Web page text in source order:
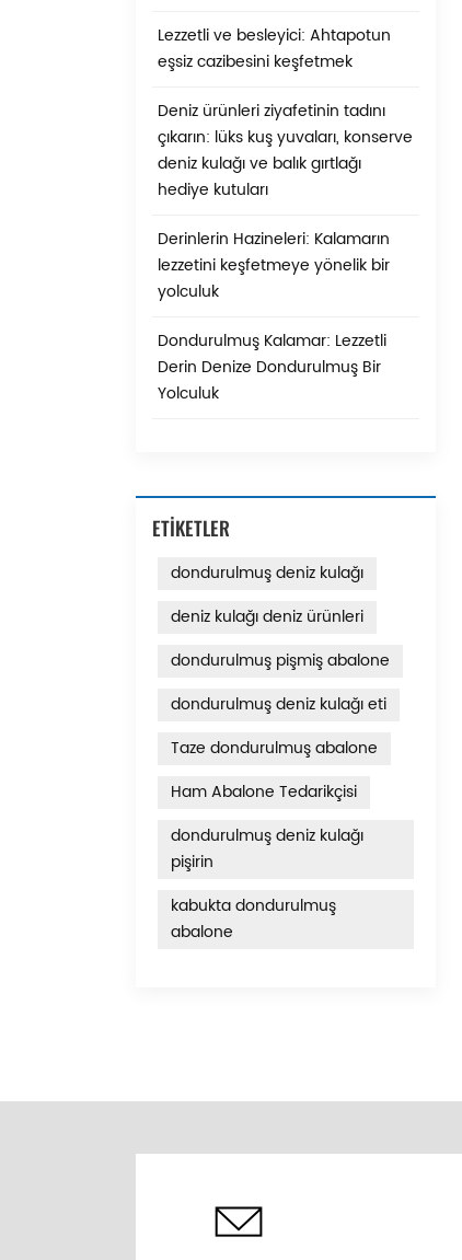
Lezzetli ve besleyici: Ahtapotun
eşsiz cazibesini keşfetmek
Deniz ürünleri ziyafetinin tadını
çıkarın: lüks kuş yuvaları, konserve
deniz kulağı ve balık gırtlağı
hediye kutuları
Derinlerin Hazineleri: Kalamarın
lezzetini keşfetmeye yönelik bir
yolculuk
Dondurulmuş Kalamar: Lezzetli
Derin Denize Dondurulmuş Bir
Yolculuk
ETİKETLER
dondurulmuş deniz kulağı
deniz kulağı deniz ürünleri
dondurulmuş pişmiş abalone
dondurulmuş deniz kulağı eti
Taze dondurulmuş abalone
Ham Abalone Tedarikçisi
dondurulmuş deniz kulağı
pişirin
kabukta dondurulmuş
abalone